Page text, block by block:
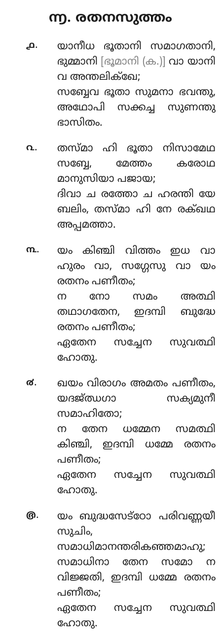
൬. രതനസുത്തം
൧. യാനീധ ഭൂതാനി സമാഗതാനി,
ഭുമ്മാനി [ഭൂമാനി (ക.)] വാ യാനി
വ അന്തലിക്ഖേ;
സബ്ബേവ ഭൂതാ സുമനാ ഭവന്തു,
അഥോപി സക്കച്ച സുണന്തു
ഭാസിതം.
൨. തസ്മാഹി ഭൂതാ നിസാമേഥ
സബ്ബേ, മേത്തം കരോഥ
മാനുസിയാ പജായ;
ദിവാ ച രത്തോ ച ഹരന്തി യേ
ബലിം, തസ്മാ ഹി നേ രക്ഖഥ
അപ്പമത്താ.
൩.
യം കിഞ്ചി വിത്തം ഇധ വാ
ഹുരം വാ, സഗ്ഗേസു വാ യം
രതനം പണീതം;
ന നോ സമം അത്ഥി
തഥാഗതേന, ഇദമ്പി ബുദ്ധേ
രതനം പണീതം;
ഏതേന സച്ചേന സുവത്ഥി
ഹോതു.
൪. ഖയംവിരാഗം അമതം പണീതം,
യദജ്ഝഗാ സക്യമുനീ
സമാഹിതോ;
ന തേന ധമ്മേന സമത്ഥി
കിഞ്ചി, ഇദമ്പി ധമ്മേ രതനം
പണീതം;
ഏതേന സച്ചേന സുവത്ഥി
ഹോതു.
൫. യം ബുദ്ധസേട്ഠോ പരിവണ്ണയീ
സുചിം,
സമാധിമാനന്തരികഞ്ഞമാഹു;
സമാധിനാ തേന സമോ ന
വിജ്ജതി, ഇദമ്പി ധമ്മേ രതനം
പണീതം;
ഏതേന സച്ചേന സുവത്ഥി
ഹോതു.